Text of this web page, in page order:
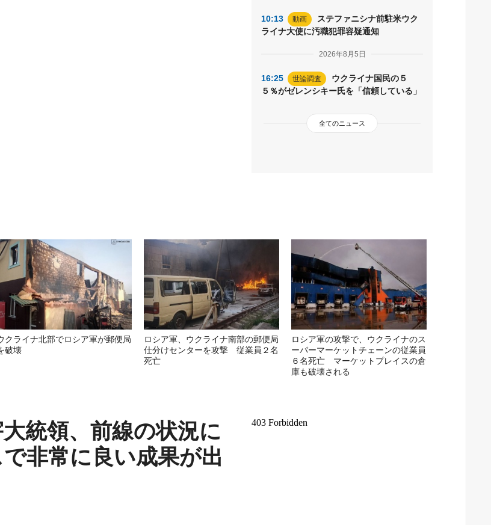
10:13 動画
ステファニシナ前駐米ウク
ライナ大使に汚職犯罪容疑通知
2026年8月5日
16:25 世論調査
ウクライナ国民の５
５％がゼレンシキー氏を「信頼している」
全てのニュース
クライナ北部でロシア軍が郵便局
破壊
ロシア軍、ウクライナ南部の郵便局
仕分けセンターを攻撃 従業員２名
死亡
ロシア軍の攻撃で、ウクライナのス
ーパーマーケットチェーンの従業員
６名死亡 マーケットプレイスの倉
庫も破壊される
統領、前線の状況に
非常に良い成果が出